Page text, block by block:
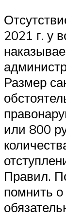
2021 г. у
Размер
или 800
Правил.
помнить